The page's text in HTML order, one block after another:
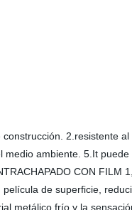
2.resistente
ambiente. 5.It
CON FILM
de superficie,
metálico frío y la